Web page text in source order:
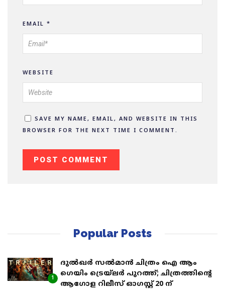
EMAIL *
WEBSITE
SAVE MY NAME, EMAIL, AND WEBSITE IN THIS
BROWSER FOR THE NEXT TIME I COMMENT.
Popular Posts
1
ദുൽഖർ സൽമാൻ ചിത്രം ഐ ആം
ഗെയിം ട്രെയ്‌ലർ പുറത്ത്; ചിത്രത്തിൻ്റെ
ആഗോള റിലീസ് ഓഗസ്റ്റ് 20 ന്